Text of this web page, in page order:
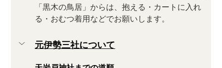
「黒木の鳥居」からは、抱える・カートに入れ
る・おむつ着用などでお願いします。
元伊勢三社について